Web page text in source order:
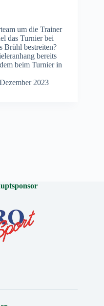
um die Trainer
das Turnier bei
Brühl bestreiten?
bereits
beim Turnier in
2023